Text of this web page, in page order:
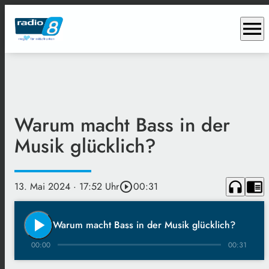
menu
Warum macht Bass in der
Musik glücklich?
13. Mai 2024 · 17:52 Uhrplay_circle_outline00:31 headphones chrome_reader_mode
play_arrow Warum macht Bass in der Musik glücklich?
00:00 00:31